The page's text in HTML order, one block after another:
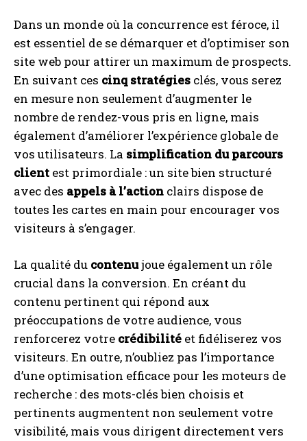
Dans un monde où la concurrence est féroce, il
est essentiel de se démarquer et d’optimiser son
site web pour attirer un maximum de prospects.
En suivant ces cinq stratégies clés, vous serez
en mesure non seulement d’augmenter le
nombre de rendez-vous pris en ligne, mais
également d’améliorer l’expérience globale de
vos utilisateurs. La simplification du parcours
client est primordiale : un site bien structuré
avec des appels à l’action clairs dispose de
toutes les cartes en main pour encourager vos
visiteurs à s’engager.
La qualité du contenujoue également un rôle
crucial dans la conversion. En créant du
contenu pertinent qui répond aux
préoccupations de votre audience, vous
renforcerez votre crédibilité et fidéliserez vos
visiteurs. En outre, n’oubliez pas l’importance
d’une optimisation efficace pour les moteurs de
recherche : des mots-clés bien choisis et
pertinents augmentent non seulement votre
visibilité, mais vous dirigent directement vers